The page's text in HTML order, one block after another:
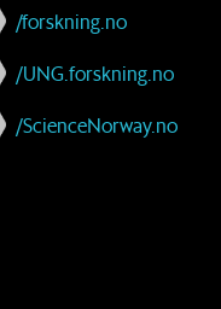
/forskning.no
/UNG.forskning.no
/ScienceNorway.no